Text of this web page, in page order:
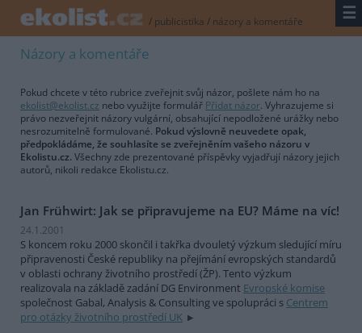
/ publicistika / názory a komentáře ☰
Názory a komentáře
Pokud chcete v této rubrice zveřejnit svůj názor, pošlete nám ho na
ekolist@ekolist.cz nebo využijte formulář Přidat názor. Vyhrazujeme si
právo nezveřejnit názory vulgární, obsahující nepodložené urážky nebo
nesrozumitelně formulované. Pokud výslovně neuvedete opak,
předpokládáme, že souhlasíte se zveřejněním vašeho názoru v
Ekolistu.cz. Všechny zde prezentované příspěvky vyjadřují názory jejich
autorů, nikoli redakce Ekolistu.cz.
Jan Frühwirt: Jak se připravujeme na EU? Máme na víc!
24.1.2001
S koncem roku 2000 skončil i takřka dvouletý výzkum sledující míru
připravenosti České republiky na přejímání evropských standardů
v oblasti ochrany životního prostředí (ŽP). Tento výzkum
realizovala na základě zadání DG Environment Evropské komise
společnost Gabal, Analysis & Consulting ve spolupráci s Centrem
pro otázky životního prostředí UK